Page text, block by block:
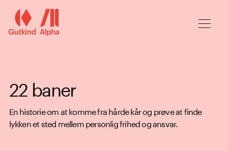
Spring til hovedindhold
22 baner
En historie om at komme fra hårde kår og prøve at finde
lykken et sted mellem personlig frihed og ansvar.